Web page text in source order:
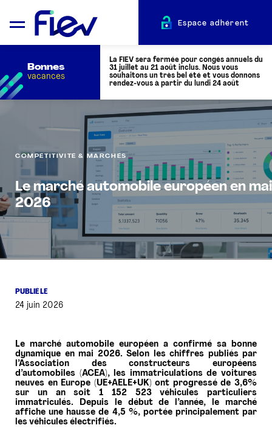
QUI SOMMES-NOUS ?
L’AUTOMOTIVE
ADHÉRENTS
ACTUALITÉS
PRESSE
Espace adhérent
Bonnes
vacances
La FIEV sera fermée pour congés annuels du
31 juillet au 21 août inclus. Nous vous
souhaitons un très bel été et vous donnons
rendez-vous à partir du lundi 24 août
COMPÉTITIVITÉ & MARCHÉS
Le marché automobile européen en mai
2026
PUBLIÉ LE
24 juin 2026
Le marché automobile européen a confirmé sa bonne
dynamique en mai 2026. Selon les chiffres publiés par
l’Association des constructeurs européens
d’automobiles (ACEA), les immatriculations de voitures
neuves en Europe (UE+AELE+UK) ont progressé de 3,6%
sur un an soit 1 152 523 véhicules particuliers
immatriculés. Depuis le début de l’année, le marché
affiche une hausse de 4,5 %, portée principalement par
les véhicules électrifiés.